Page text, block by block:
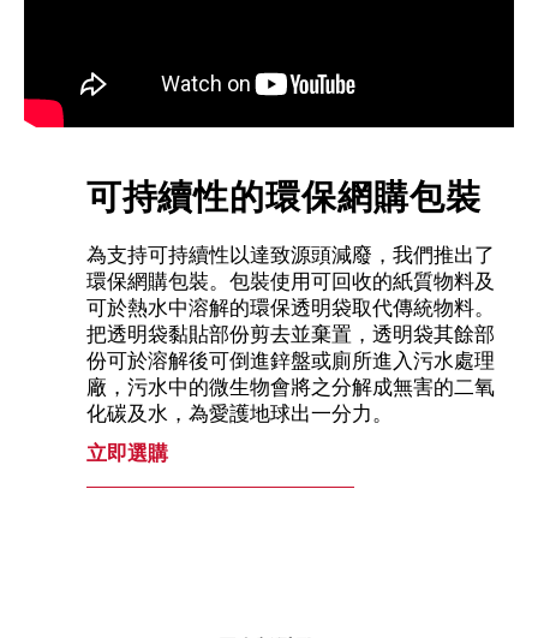
可持續性的環保網購包裝
為支持可持續性以達致源頭減廢，我們推出了
環保網購包裝。包裝使用可回收的紙質物料及
可於熱水中溶解的環保透明袋取代傳統物料。
把透明袋黏貼部份剪去並棄置，透明袋其餘部
份可於溶解後可倒進鋅盤或廁所進入污水處理
廠，污水中的微生物會將之分解成無害的二氧
化碳及水，為愛護地球出一分力。
立即選購